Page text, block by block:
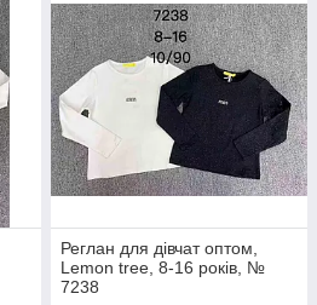
Реглан для дівчат оптом,
Lemon tree, 8-16 років, №
7238